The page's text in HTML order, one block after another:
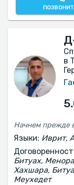
в
Языки: Иврит,
Битуах,
Хахшара,
Меухедет